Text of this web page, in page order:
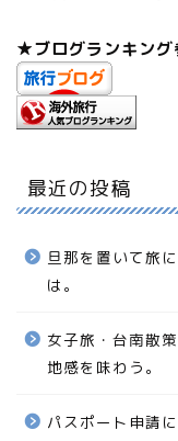
旅好きなアラフォ
リで人間も生きか
好き。乗りもの大
▶︎運営メディア一覧